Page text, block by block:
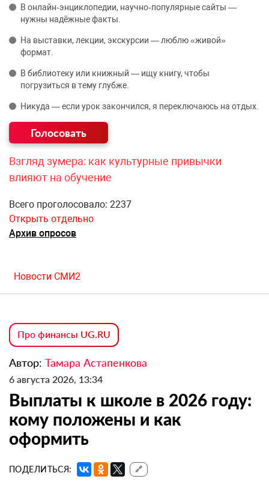
В онлайн‑энциклопедии, научно‑популярные сайты —
нужны надёжные факты.
На выставки, лекции, экскурсии — люблю «живой»
формат.
В библиотеку или книжный — ищу книгу, чтобы
погрузиться в тему глубже.
Никуда — если урок закончился, я переключаюсь на отдых.
Взгляд зумера: как культурные привычки
влияют на обучение
Всего проголосовало: 2237
Открыть отдельно
Архив опросов
Новости СМИ2
Про финансы UG.RU
Автор: Тамара Астапенкова
6 августа 2026, 13:34
Выплаты к школе в 2026 году:
кому положены и как
оформить
ПОДЕЛИТЬСЯ: 🔗